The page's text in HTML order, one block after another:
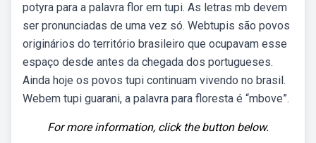
potyra para a palavra flor em tupi. As letras mb devem
ser pronunciadas de uma vez só. Webtupis são povos
originários do território brasileiro que ocupavam esse
espaço desde antes da chegada dos portugueses.
Ainda hoje os povos tupi continuam vivendo no brasil.
Webem tupi guarani, a palavra para floresta é “mbove”.
For more information, click the button below.